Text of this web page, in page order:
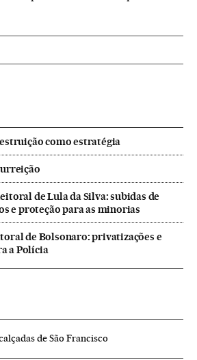
como estratégia
de Lula da Silva: subidas de
e proteção para as minorias
de Bolsonaro: privatizações e
a Polícia
de São Francisco